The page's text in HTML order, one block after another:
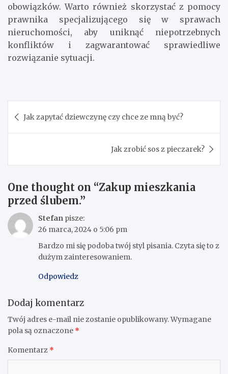
obowiązków. Warto również skorzystać z pomocy
prawnika specjalizującego się w sprawach
nieruchomości, aby uniknąć niepotrzebnych
konfliktów i zagwarantować sprawiedliwe
rozwiązanie sytuacji.
wpisu
Jak zapytać dziewczynę czy chce ze mną być?
Jak zrobić sos z pieczarek?
One thought on “Zakup mieszkania
przed ślubem.”
Stefan pisze:
26 marca, 2024 o 5:06 pm
Bardzo mi się podoba twój styl pisania. Czyta się to z
dużym zainteresowaniem.
Odpowiedz
Dodaj komentarz
Twój adres e-mail nie zostanie opublikowany.Wymagane
pola są oznaczone *
Komentarz *